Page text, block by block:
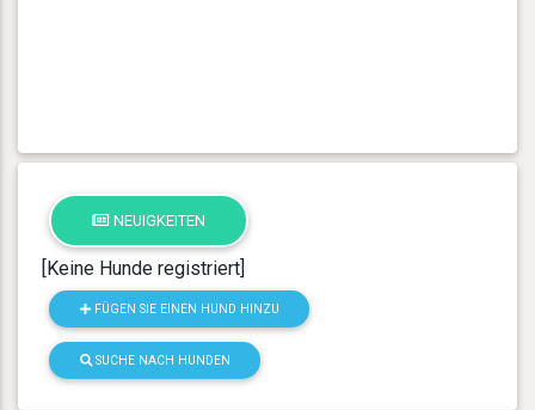
NEUIGKEITEN
[Keine Hunde registriert]
FÜGEN SIE EINEN HUND HINZU
SUCHE NACH HUNDEN